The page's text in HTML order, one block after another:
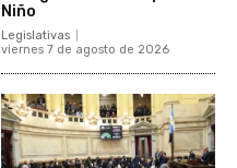
Niño
Legislativas
viernes 7 de agosto de 2026